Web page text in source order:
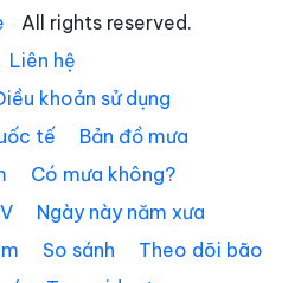
Xã Krông Búk
Xã Krông Nô
Xã Liên Sơn Lắk
Xã Nam Ka
Xã Phú Hòa 1
Xã Phú Mỡ
All rights reserved.
Liên hệ
khoản sử dụng
tế
Bản đồ mưa
Có mưa không?
Ngày này năm xưa
So sánh
Theo dõi bão